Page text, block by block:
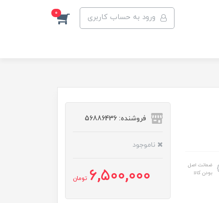
ورود به حساب کاربری 0
ضمانت اصل
بودن کالا
فروشنده: 56886436
ناموجود
6,500,000 تومان